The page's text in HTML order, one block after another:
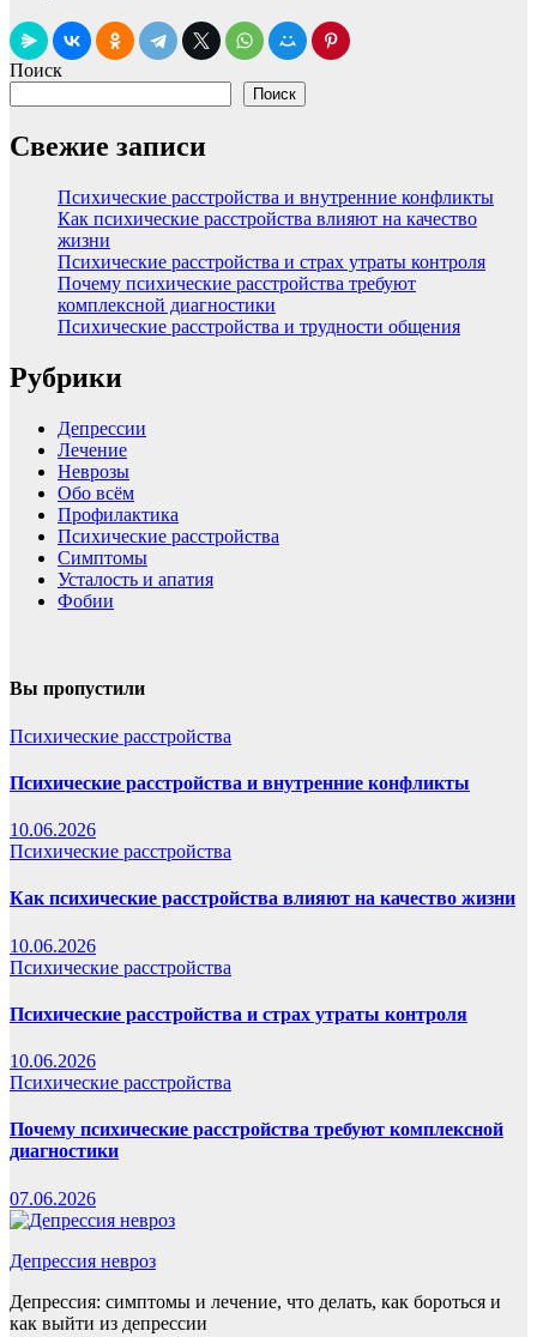
Поиск
Поиск
Свежие записи
Психические расстройства и внутренние конфликты
Как психические расстройства влияют на качество
жизни
Психические расстройства и страх утраты контроля
Почему психические расстройства требуют
комплексной диагностики
Психические расстройства и трудности общения
Рубрики
Депрессии
Лечение
Неврозы
Обо всём
Профилактика
Психические расстройства
Симптомы
Усталость и апатия
Фобии
Вы пропустили
Психические расстройства
Психические расстройства и внутренние конфликты
10.06.2026
Психические расстройства
Как психические расстройства влияют на качество жизни
10.06.2026
Психические расстройства
Психические расстройства и страх утраты контроля
10.06.2026
Психические расстройства
Почему психические расстройства требуют комплексной
диагностики
07.06.2026
Депрессия невроз
Депрессия: симптомы и лечение, что делать, как бороться и
как выйти из депрессии